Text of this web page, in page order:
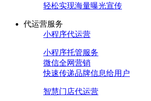
轻松实现海量曝光宣传
代运营服务
小程序代运营
小程序托管服务
微信全网营销
快速传递品牌信息给用户
智慧门店代运营